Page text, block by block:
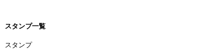
スタンプ一覧
スタンプ